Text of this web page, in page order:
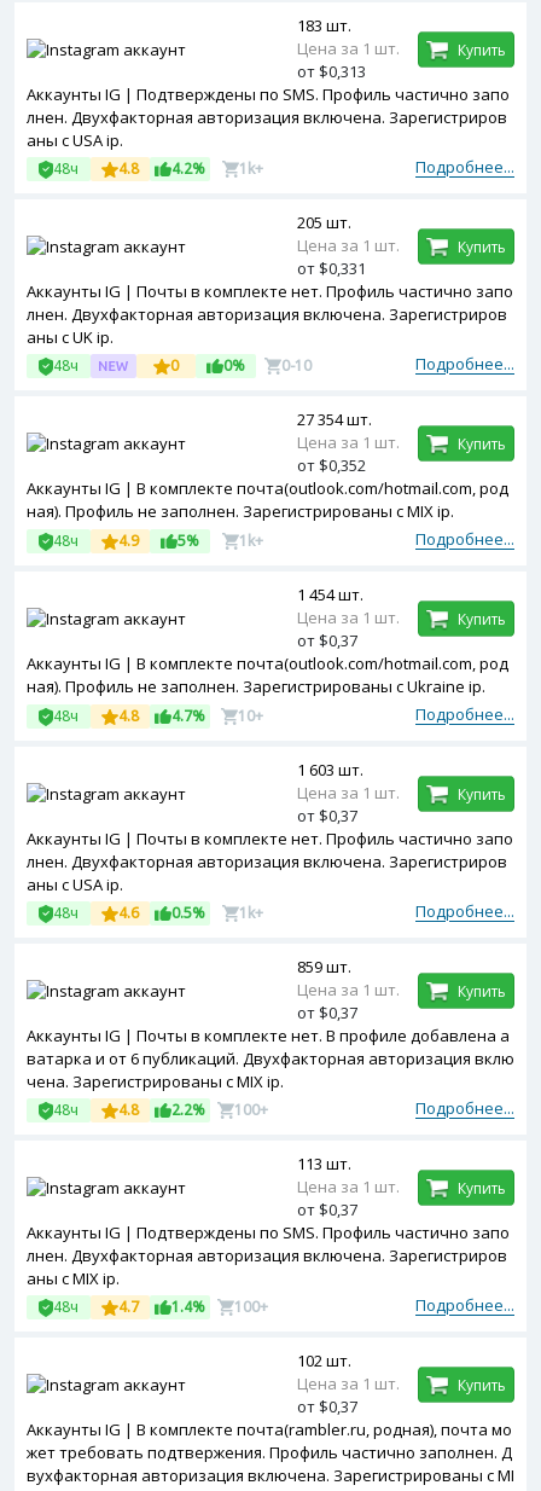
Аккаунты IG | Подтверждены по SMS. Профиль частично запо
лнен. Двухфакторная авторизация включена. Зарегистриров
аны с USA ip.
Подробнее...
48ч 4.8 4.2% 1k+
183 шт.
Цена за 1 шт.
от $0,313
Купить
Аккаунты IG | Почты в комплекте нет. Профиль частично запо
лнен. Двухфакторная авторизация включена. Зарегистриров
аны с UK ip.
Подробнее...
48ч 0 0% 0-10
205 шт.
Цена за 1 шт.
от $0,331
Купить
Аккаунты IG | В комплекте почта(outlook.com/hotmail.com, род
ная). Профиль не заполнен. Зарегистрированы с MIX ip.
Подробнее...
48ч 4.9 5% 1k+
27 354 шт.
Цена за 1 шт.
от $0,352
Купить
Аккаунты IG | В комплекте почта(outlook.com/hotmail.com, род
ная). Профиль не заполнен. Зарегистрированы с Ukraine ip.
Подробнее...
48ч 4.8 4.7% 10+
1 454 шт.
Цена за 1 шт.
от $0,37
Купить
Аккаунты IG | Почты в комплекте нет. Профиль частично запо
лнен. Двухфакторная авторизация включена. Зарегистриров
аны с USA ip.
Подробнее...
48ч 4.6 0.5% 1k+
1 603 шт.
Цена за 1 шт.
от $0,37
Купить
Аккаунты IG | Почты в комплекте нет. В профиле добавлена а
ватарка и от 6 публикаций. Двухфакторная авторизация вклю
чена. Зарегистрированы с MIX ip.
Подробнее...
48ч 4.8 2.2% 100+
859 шт.
Цена за 1 шт.
от $0,37
Купить
Аккаунты IG | Подтверждены по SMS. Профиль частично запо
лнен. Двухфакторная авторизация включена. Зарегистриров
аны с MIX ip.
Подробнее...
48ч 4.7 1.4% 100+
113 шт.
Цена за 1 шт.
от $0,37
Купить
Аккаунты IG | В комплекте почта(rambler.ru, родная), почта мо
жет требовать подтвержения. Профиль частично заполнен. Д
вухфакторная авторизация включена. Зарегистрированы с MI
102 шт.
Цена за 1 шт.
от $0,37
Купить